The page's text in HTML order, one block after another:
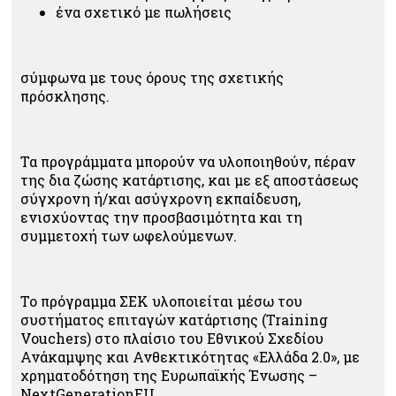
ένα σχετικό με πωλήσεις
σύμφωνα με τους όρους της σχετικής
πρόσκλησης.
Τα προγράμματα μπορούν να υλοποιηθούν, πέραν
της δια ζώσης κατάρτισης, και με εξ αποστάσεως
σύγχρονη ή/και ασύγχρονη εκπαίδευση,
ενισχύοντας την προσβασιμότητα και τη
συμμετοχή των ωφελούμενων.
Το πρόγραμμα ΣΕΚ υλοποιείται μέσω του
συστήματος επιταγών κατάρτισης (Training
Vouchers) στο πλαίσιο του Εθνικού Σχεδίου
Ανάκαμψης και Ανθεκτικότητας «Ελλάδα 2.0», με
χρηματοδότηση της Ευρωπαϊκής Ένωσης –